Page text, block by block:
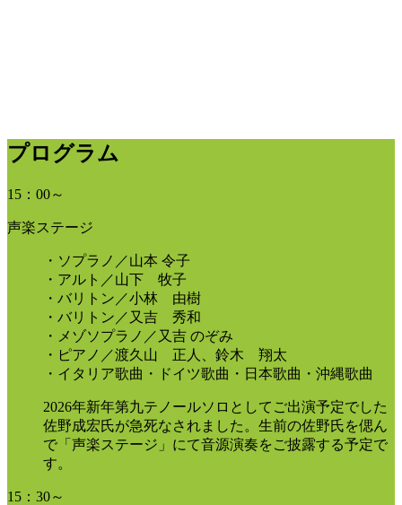
プログラム
15：00～
声楽ステージ
・ソプラノ／山本 令子
・アルト／山下 牧子
・バリトン／小林 由樹
・バリトン／又吉 秀和
・メゾソプラノ／又吉 のぞみ
・ピアノ／渡久山 正人、鈴木 翔太
・イタリア歌曲・ドイツ歌曲・日本歌曲・沖縄歌曲
2026年新年第九テノールソロとしてご出演予定でした
佐野成宏氏が急死なされました。生前の佐野氏を偲ん
で「声楽ステージ」にて音源演奏をご披露する予定で
す。
15：30～